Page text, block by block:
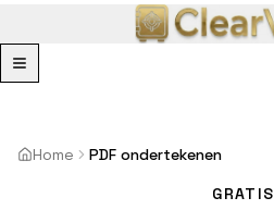
Menu
Home
PDF ondertekenen
GRATIS